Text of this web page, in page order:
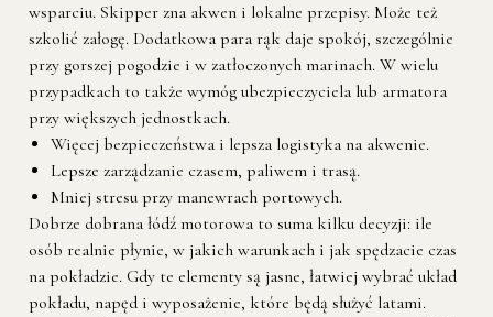
wsparciu. Skipper zna akwen i lokalne przepisy. Może też
szkolić załogę. Dodatkowa para rąk daje spokój, szczególnie
przy gorszej pogodzie i w zatłoczonych marinach. W wielu
przypadkach to także wymóg ubezpieczyciela lub armatora
przy większych jednostkach.
Więcej bezpieczeństwa i lepsza logistyka na akwenie.
Lepsze zarządzanie czasem, paliwem i trasą.
Mniej stresu przy manewrach portowych.
Dobrze dobrana łódź motorowa to suma kilku decyzji: ile
osób realnie płynie, w jakich warunkach i jak spędzacie czas
na pokładzie. Gdy te elementy są jasne, łatwiej wybrać układ
pokładu, napęd i wyposażenie, które będą służyć latami.